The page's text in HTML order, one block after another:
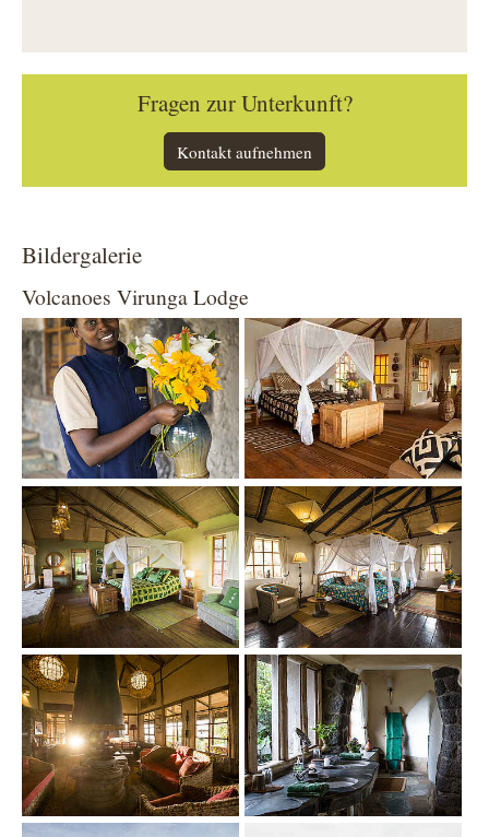
Fragen zur Unterkunft?
Kontakt aufnehmen
Bildergalerie
Volcanoes Virunga Lodge
Show larger version Show larger version
Show larger version Show larger version
Show larger version Show larger version